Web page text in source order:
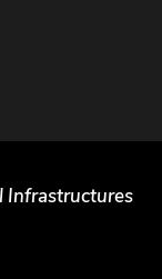
Infrastructures